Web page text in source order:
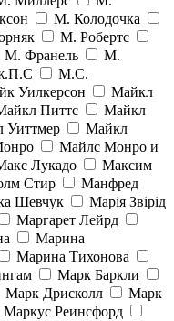
М. Колодочка
М. Робертс
М. Франель
М.
М.С.
Уилкерсон
Майкл
Питтс
Майкл
Уиттмер
Майкл
Майлс Монро и
Лукадо
Максим
Стир
Манфред
Шевчук
Марія Звірід
Маргарет Лейрд
Марина
Марина Тихонова
Марк Баркли
Марк Дрисколл
Марк
Маркус Реинсфорд